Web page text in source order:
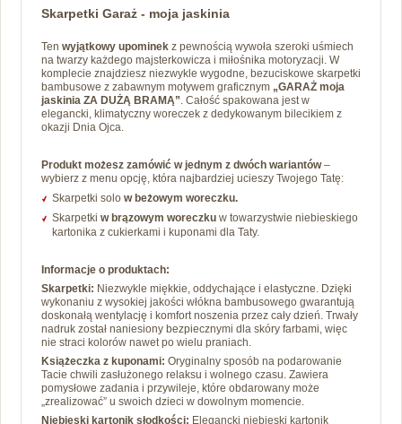
Skarpetki Garaż - moja jaskinia
Ten wyjątkowy upominek z pewnością wywoła szeroki uśmiech
na twarzy każdego majsterkowicza i miłośnika motoryzacji. W
komplecie znajdziesz niezwykle wygodne, bezuciskowe skarpetki
bambusowe z zabawnym motywem graficznym „GARAŻ moja
jaskinia ZA DUŻĄ BRAMĄ”. Całość spakowana jest w
elegancki, klimatyczny woreczek z dedykowanym bilecikiem z
okazji Dnia Ojca.
Produkt możesz zamówić w jednym z dwóch wariantów–
wybierz z menu opcję, która najbardziej ucieszy Twojego Tatę:
Skarpetki solo w beżowym woreczku.
Skarpetki w brązowym woreczku w towarzystwie niebieskiego
kartonika z cukierkami i kuponami dla Taty.
Informacje o produktach:
Skarpetki: Niezwykle miękkie, oddychające i elastyczne. Dzięki
wykonaniu z wysokiej jakości włókna bambusowego gwarantują
doskonałą wentylację i komfort noszenia przez cały dzień. Trwały
nadruk został naniesiony bezpiecznymi dla skóry farbami, więc
nie straci kolorów nawet po wielu praniach.
Książeczka z kuponami: Oryginalny sposób na podarowanie
Tacie chwili zasłużonego relaksu i wolnego czasu. Zawiera
pomysłowe zadania i przywileje, które obdarowany może
„zrealizować” u swoich dzieci w dowolnym momencie.
Niebieski kartonik słodkości: Elegancki niebieski kartonik